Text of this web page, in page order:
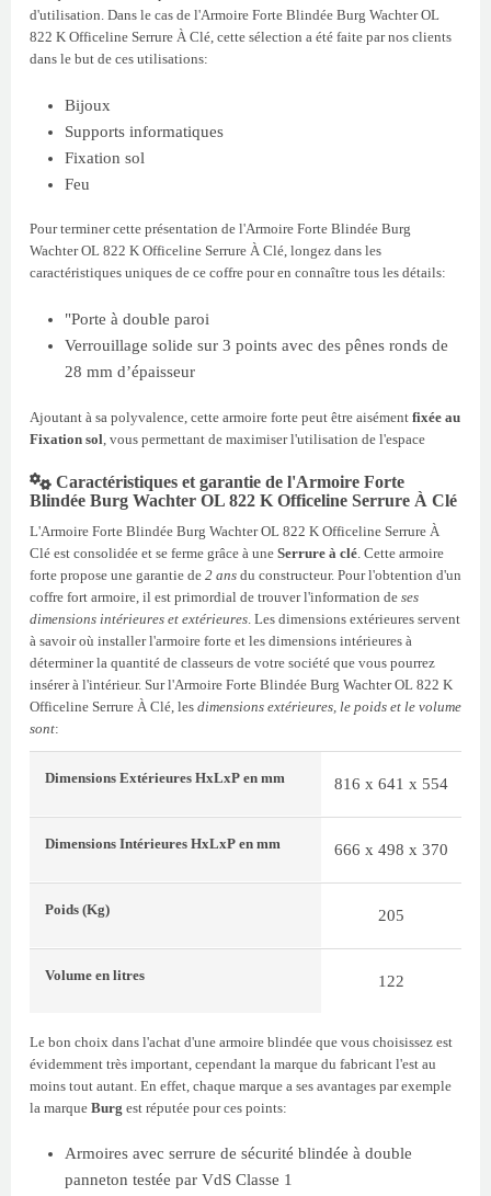
d'utilisation. Dans le cas de l'Armoire Forte Blindée Burg Wachter OL
822 K Officeline Serrure À Clé, cette sélection a été faite par nos clients
dans le but de ces utilisations:
Bijoux
Supports informatiques
Fixation sol
Feu
Pour terminer cette présentation de l'Armoire Forte Blindée Burg
Wachter OL 822 K Officeline Serrure À Clé, longez dans les
caractéristiques uniques de ce coffre pour en connaître tous les détails:
"Porte à double paroi
Verrouillage solide sur 3 points avec des pênes ronds de
28 mm d’épaisseur
Ajoutant à sa polyvalence, cette armoire forte peut être aisément fixée au
Fixation sol , vous permettant de maximiser l'utilisation de l'espace
Caractéristiques et garantie de l'Armoire Forte
Blindée Burg Wachter OL 822 K Officeline Serrure À Clé
L'Armoire Forte Blindée Burg Wachter OL 822 K Officeline Serrure À
Clé est consolidée et se ferme grâce à une Serrure à clé . Cette armoire
forte propose une garantie de 2 ans du constructeur. Pour l'obtention d'un
coffre fort armoire, il est primordial de trouver l'information de ses
dimensions intérieures et extérieures . Les dimensions extérieures servent
à savoir où installer l'armoire forte et les dimensions intérieures à
déterminer la quantité de classeurs de votre société que vous pourrez
insérer à l'intérieur. Sur l'Armoire Forte Blindée Burg Wachter OL 822 K
Officeline Serrure À Clé, les dimensions extérieures, le poids et le volume
sont:
Dimensions Extérieures HxLxP en mm 816 x 641 x 554
Dimensions Intérieures HxLxP en mm 666 x 498 x 370
Poids (Kg) 205
Volume en litres 122
Le bon choix dans l'achat d'une armoire blindée que vous choisissez est
évidemment très important, cependant la marque du fabricant l'est au
moins tout autant. En effet, chaque marque a ses avantages par exemple
la marque Burg est réputée pour ces points:
Armoires avec serrure de sécurité blindée à double
panneton testée par VdS Classe 1